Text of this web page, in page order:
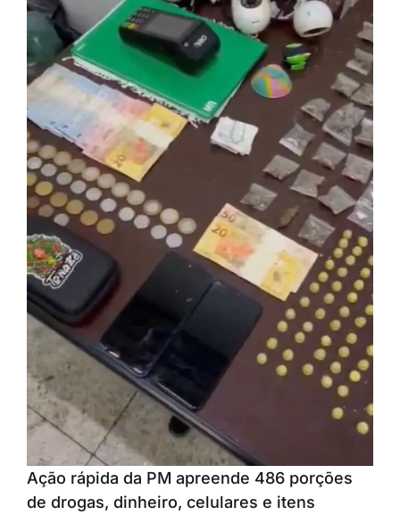
Ação rápida da PM apreende 486 porções
de drogas, dinheiro, celulares e itens